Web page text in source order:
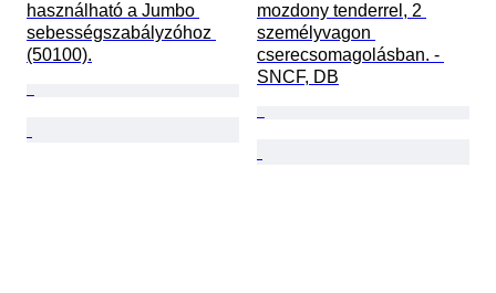
használható a Jumbo
sebességszabályzóhoz
(50100).
mozdony tenderrel, 2
személyvagon
cserecsomagolásban. -
SNCF, DB